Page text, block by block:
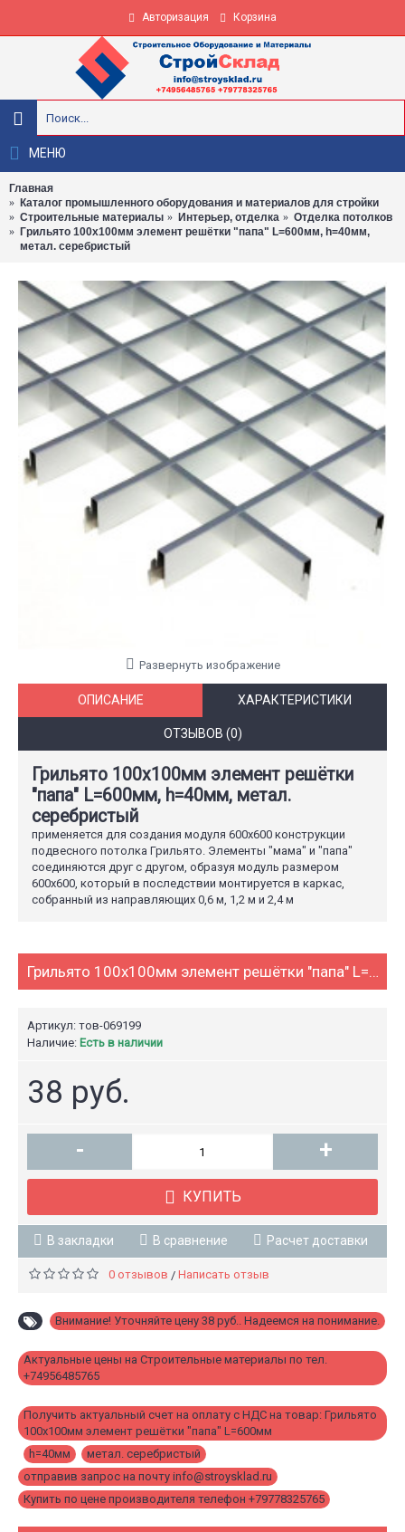
Авторизация Корзина
МЕНЮ
Главная
Каталог промышленного оборудования и материалов для стройки
Строительные материалы
Интерьер, отделка
Отделка потолков
Грильято 100х100мм элемент решётки "папа" L=600мм, h=40мм,
метал. серебристый
Развернуть изображение
ОПИСАНИЕ ХАРАКТЕРИСТИКИ
ОТЗЫВОВ (0)
Грильято 100х100мм элемент решётки
"папа" L=600мм, h=40мм, метал.
серебристый
применяется для создания модуля 600х600 конструкции
подвесного потолка Грильято. Элементы "мама" и "папа"
соединяются друг с другом, образуя модуль размером
600х600, который в последствии монтируется в каркас,
собранный из направляющих 0,6 м, 1,2 м и 2,4 м
Грильято 100х100мм элемент решётки "папа" L=600мм, h=40мм, метал. серебристый
Артикул: тов-069199
Наличие: Есть в наличии
38 руб.
- +
КУПИТЬ
В закладки В сравнение Расчет доставки
0 отзывов / Написать отзыв
Внимание! Уточняйте цену 38 руб.. Надеемся на понимание.
Актуальные цены на Строительные материалы по тел.
+74956485765
Получить актуальный счет на оплату с НДС на товар: Грильято
100х100мм элемент решётки "папа" L=600мм
h=40мм метал. серебристый
отправив запрос на почту info@stroysklad.ru
Купить по цене производителя телефон +79778325765